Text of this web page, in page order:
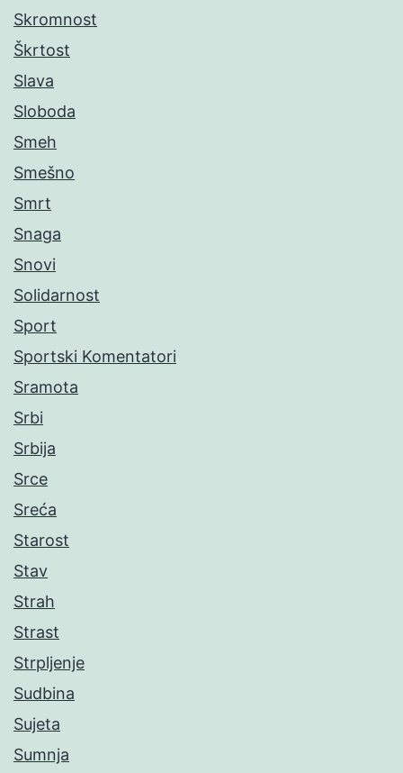
Skromnost
Škrtost
Slava
Sloboda
Smeh
Smešno
Smrt
Snaga
Snovi
Solidarnost
Sport
Sportski Komentatori
Sramota
Srbi
Srbija
Srce
Sreća
Starost
Stav
Strah
Strast
Strpljenje
Sudbina
Sujeta
Sumnja